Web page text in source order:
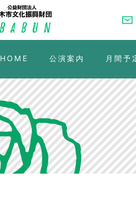
HOME 公演案内 月間予